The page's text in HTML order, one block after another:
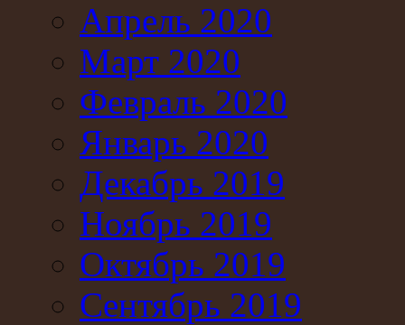
Апрель 2020
Март 2020
Февраль 2020
Январь 2020
Декабрь 2019
Ноябрь 2019
Октябрь 2019
Сентябрь 2019